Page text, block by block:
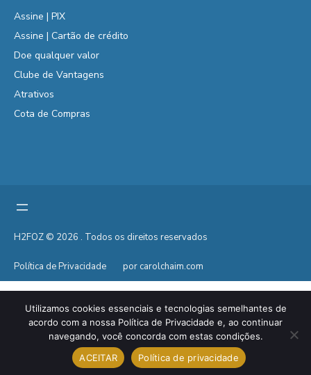
Assine | PIX
Assine | Cartão de crédito
Doe qualquer valor
Clube de Vantagens
Atrativos
Cota de Compras
H2FOZ © 2026 . Todos os direitos reservados
Política de Privacidade por carolchaim.com
Utilizamos cookies essenciais e tecnologias semelhantes de
acordo com a nossa Política de Privacidade e, ao continuar
navegando, você concorda com estas condições.
ACEITAR
Política de privacidade